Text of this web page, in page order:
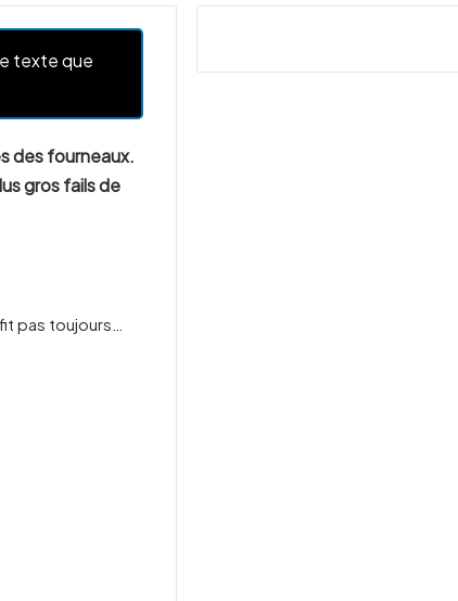
texte que
des fourneaux.
gros fails de
pas toujours…